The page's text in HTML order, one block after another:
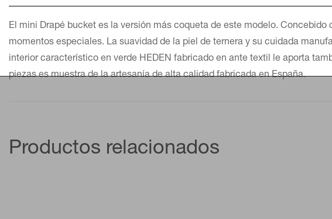
El mini Drapé bucket es la versión más coqueta de este modelo.
momentos especiales. La suavidad de la piel de ternera y su cuidada
interior característico en verde HEDEN fabricado en ante textil le aporta
piezas es muestra de la artesanía de alta calidad fabricada en España.
Productos relacionados